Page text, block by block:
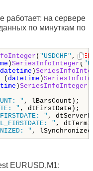
работает: на сервере
по минуткам по
( "USDCHF" ,
)SeriesInfoInteger (
datetime )
( datetime )
)SeriesInfoInteger
" , lBarsCount);
" , dtFirstDate);
" ,
" ,
" ,
EURUSD,M1: